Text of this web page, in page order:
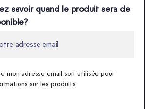
savoir quand le produit sera de
mon adresse email soit utilisée pour
sur les produits.